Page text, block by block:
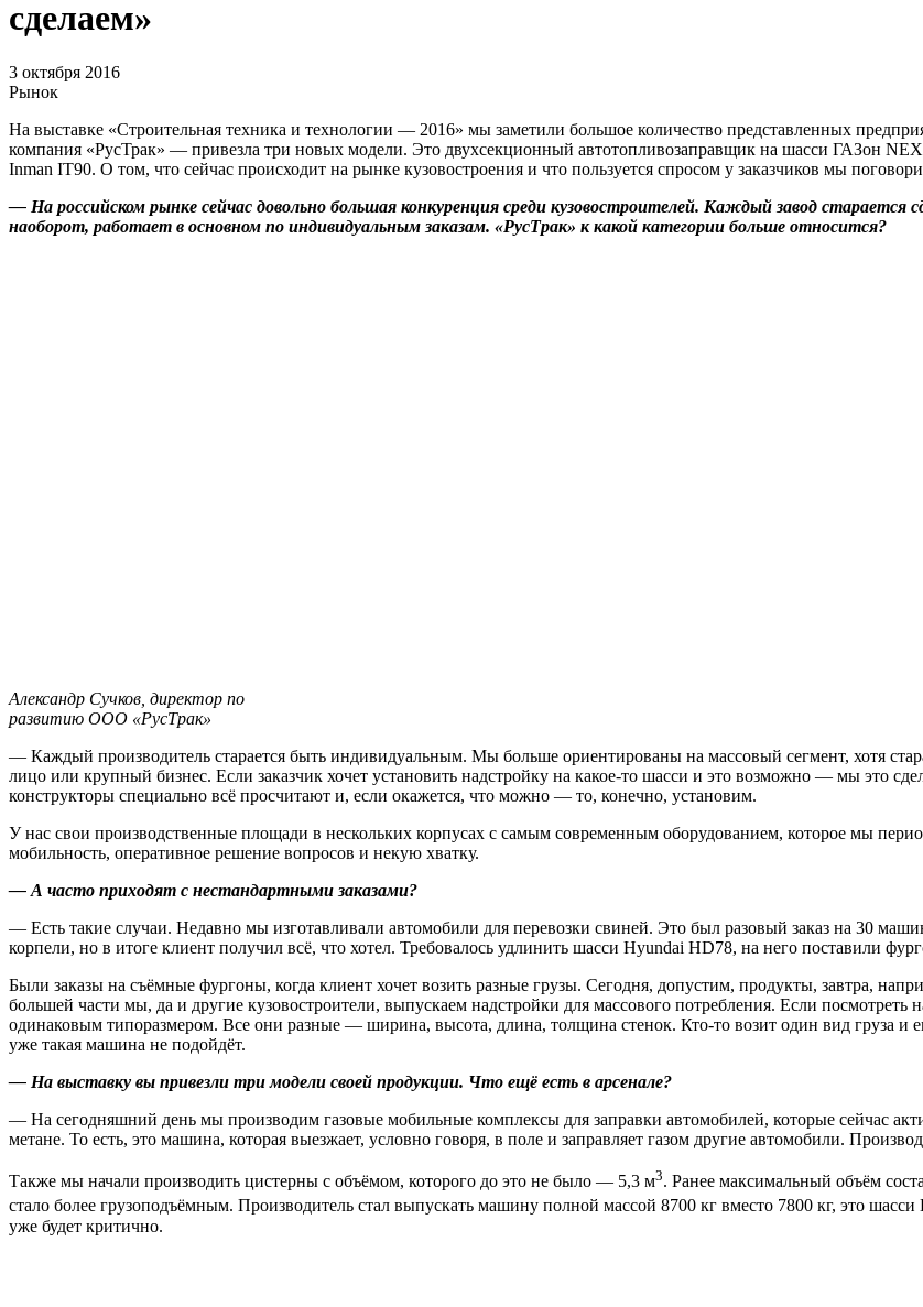
сделаем»
3 октября 2016
Рынок
На выставке «Строительная техника и технологии — 2016» мы заметили большое количество представленных
компания «РусТрак» — привезла три новых модели. Это двухсекционный автотопливозаправщик на шасси ГАЗон
Inman IT90. О том, что сейчас происходит на рынке кузовостроения и что пользуется спросом у заказчиков мы
— На российском рынке сейчас довольно большая конкуренция среди кузовостроителей. Каждый завод
наоборот, работает в основном по индивидуальным заказам. «РусТрак» к какой категории больше относится?
Александр Сучков, директор по
развитию ООО «РусТрак»
— Каждый производитель старается быть индивидуальным. Мы больше ориентированы на массовый сегмент, хотя
лицо или крупный бизнес. Если заказчик хочет установить надстройку на какое-то шасси и это возможно — мы это
конструкторы специально всё просчитают и, если окажется, что можно — то, конечно, установим.
У нас свои производственные площади в нескольких корпусах с самым современным оборудованием, которое мы
мобильность, оперативное решение вопросов и некую хватку.
— А часто приходят с нестандартными заказами?
— Есть такие случаи. Недавно мы изготавливали автомобили для перевозки свиней. Это был разовый заказ на 30
корпели, но в итоге клиент получил всё, что хотел. Требовалось удлинить шасси Hyundai HD78, на него поставили
Были заказы на съёмные фургоны, когда клиент хочет возить разные грузы. Сегодня, допустим, продукты, завтра,
большей части мы, да и другие кузовостроители, выпускаем надстройки для массового потребления. Если
одинаковым типоразмером. Все они разные — ширина, высота, длина, толщина стенок. Кто-то возит один вид груза и
уже такая машина не подойдёт.
— На выставку вы привезли три модели своей продукции. Что ещё есть в арсенале?
— На сегодняшний день мы производим газовые мобильные комплексы для заправки автомобилей, которые сейчас
метане. То есть, это машина, которая выезжает, условно говоря, в поле и заправляет газом другие автомобили.
Также мы начали производить цистерны с объёмом, которого до это не было — 5,3 м3. Ранее максимальный объём
стало более грузоподъёмным. Производитель стал выпускать машину полной массой 8700 кг вместо 7800 кг, это
уже будет критично.